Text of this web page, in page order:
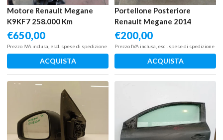
Motore Renault Megane
K9KF7 258.000 Km
€650,00
Prezzo IVA inclusa, escl. spese di spedizione
ACQUISTA
Portellone Posteriore
Renault Megane 2014
€200,00
Prezzo IVA inclusa, escl. spese di spedizione
ACQUISTA